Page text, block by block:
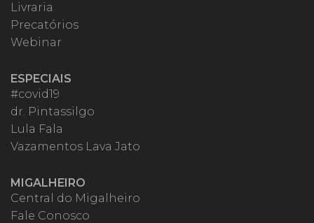
Livraria
Precatórios
Webinar
ESPECIAIS
#covid19
dr. Pintassilgo
Lula Fala
Vazamentos Lava Jato
MIGALHEIRO
Central do Migalheiro
Fale Conosco